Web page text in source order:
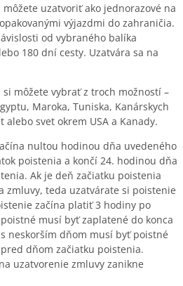
môžete uzatvoriť ako jednorazové na
výjazdmi do zahraničia.
od vybraného balíka
180 dní cesty. Uzatvára sa na
môžete vybrať z troch možností –
Maroka, Tuniska, Kanárskych
alebo svet okrem USA a Kanady.
nultou hodinou dňa uvedeného
poistenia a končí 24. hodinou dňa
Ak je deň začiatku poistenia
zmluvy, teda uzatvárate si poistenie
začína platiť 3 hodiny po
musí byť zaplatené do konca
neskorším dňom musí byť poistné
dňom začiatku poistenia.
uzatvorenie zmluvy zanikne